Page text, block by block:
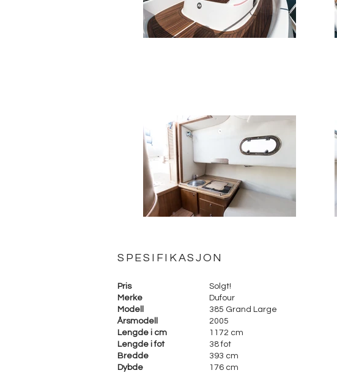
SPESIFIKASJON
Solgt!
Dufour
385 Grand Large
2005
Pris
Merke
Modell
Årsmodell
Lengde i cm
1172 cm
Lengde i fot
38 fot
Bredde
393 cm
Dybde
176 cm